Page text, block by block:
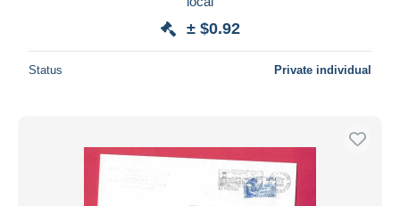
± $0.92
Status Private individual